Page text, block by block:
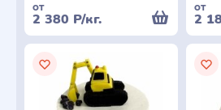
от
2 380 Р/кг.
от
2